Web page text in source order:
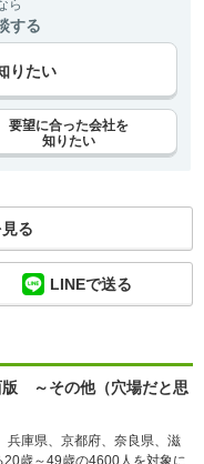
ら
する
りたい
要望に合った会社を
知りたい
る
LINEで送る
版 ～その他（穴場だと思
兵庫県、京都府、奈良県、滋
歳～49歳の4600人を対象に